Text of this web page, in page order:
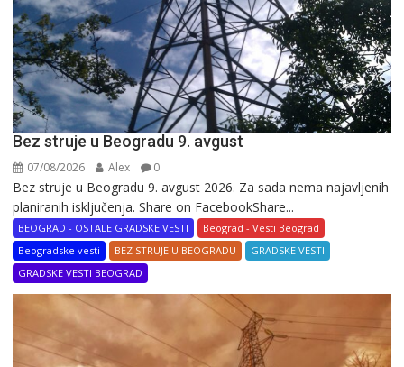
Bez struje u Beogradu 9. avgust
07/08/2026 Alex 0
Bez struje u Beogradu 9. avgust 2026. Za sada nema najavljenih
planiranih isključenja. Share on FacebookShare...
BEOGRAD - OSTALE GRADSKE VESTI
Beograd - Vesti Beograd
Beogradske vesti
BEZ STRUJE U BEOGRADU
GRADSKE VESTI
GRADSKE VESTI BEOGRAD